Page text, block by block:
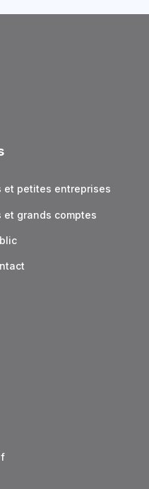
et petites entreprises
et grands comptes